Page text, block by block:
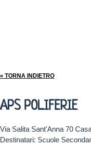
« TORNA INDIETRO
APS POLIFERIE
Via Salita Sant'Anna 70
Destinatari: Scuole